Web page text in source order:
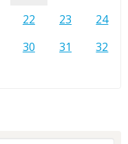
22 23
24
30 31
32